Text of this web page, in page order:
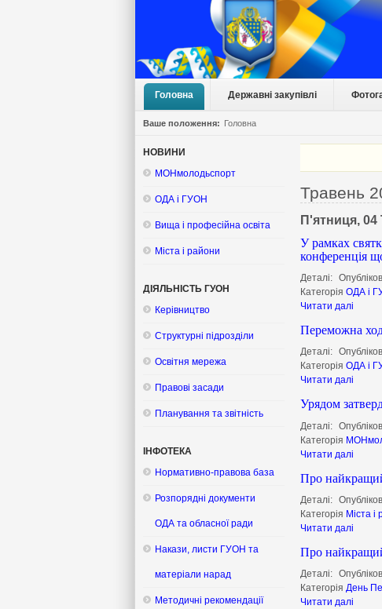
Головна Державні закупівлі
Ваше положення: Головна
НОВИНИ
МОНмолодьспорт
ОДА і ГУОН
Вища і професійна освіта
Міста і райони
ДІЯЛЬНІСТЬ ГУОН
Керівництво
Структурні підрозділи
Освітня мережа
Правові засади
Планування та звітність
ІНФОТЕКА
Нормативно-правова база
Розпорядні документи
ОДА та обласної ради
Накази, листи ГУОН та
матеріали нарад
Методичні рекомендації
Травень
П'ятниця, 04
У рамках
конференція
Деталі:
Категорія ОДА і
Читати далі
Переможна
Деталі:
Категорія ОДА і
Читати далі
Урядом
Деталі:
Категорія
Читати далі
Про
Деталі:
Категорія Міста і
Читати далі
Про
Деталі:
Категорія День
Читати далі